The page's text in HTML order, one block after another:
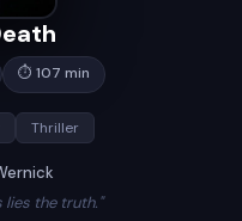
⏱ 107 min
Thriller
lies the truth."